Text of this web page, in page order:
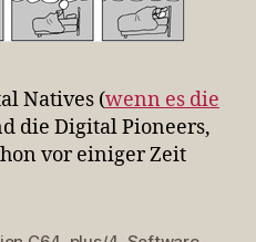
Natives (wenn es die
die Digital Pioneers,
vor einiger Zeit